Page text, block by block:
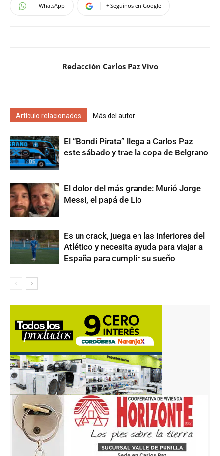
WhatsApp + Seguinos en Google
Redacción Carlos Paz Vivo
Artículo relacionados Más del autor
El “Bondi Pirata” llega a Carlos Paz
este sábado y trae la copa de Belgrano
El dolor del más grande: Murió Jorge
Messi, el papá de Lio
Es un crack, juega en las inferiores del
Atlético y necesita ayuda para viajar a
España para cumplir su sueño